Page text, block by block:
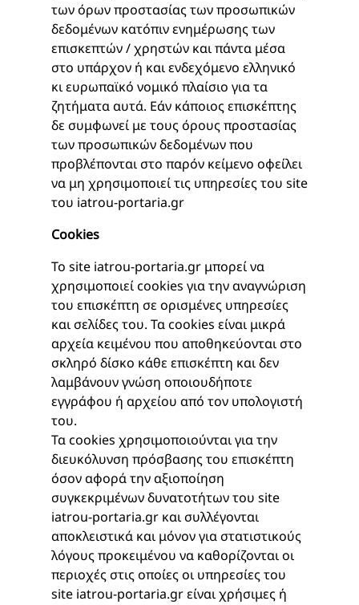
των όρων προστασίας των προσωπικών
δεδομένων κατόπιν ενημέρωσης των
επισκεπτών / χρηστών και πάντα μέσα
στο υπάρχον ή και ενδεχόμενο ελληνικό
κι ευρωπαϊκό νομικό πλαίσιο για τα
ζητήματα αυτά. Εάν κάποιος επισκέπτης
δε συμφωνεί με τους όρους προστασίας
των προσωπικών δεδομένων που
προβλέπονται στο παρόν κείμενο οφείλει
να μη χρησιμοποιεί τις υπηρεσίες του site
του iatrou-portaria.gr
Cookies
Το site iatrou-portaria.gr μπορεί να
χρησιμοποιεί cookies για την αναγνώριση
του επισκέπτη σε ορισμένες υπηρεσίες
και σελίδες του. Τα cookies είναι μικρά
αρχεία κειμένου που αποθηκεύονται στο
σκληρό δίσκο κάθε επισκέπτη και δεν
λαμβάνουν γνώση οποιουδήποτε
εγγράφου ή αρχείου από τον υπολογιστή
του.
Τα cookies χρησιμοποιούνται για την
διευκόλυνση πρόσβασης του επισκέπτη
όσον αφορά την αξιοποίηση
συγκεκριμένων δυνατοτήτων του site
iatrou-portaria.gr και συλλέγονται
αποκλειστικά και μόνον για στατιστικούς
λόγους προκειμένου να καθορίζονται οι
περιοχές στις οποίες οι υπηρεσίες του
site iatrou-portaria.gr είναι χρήσιμες ή